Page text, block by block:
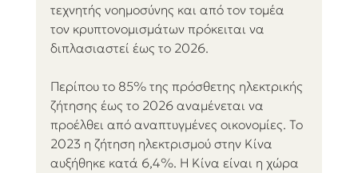
τεχνητής νοημοσύνης και από τον τομέα
τον κρυπτονομισμάτων πρόκειται να
διπλασιαστεί έως το 2026.
Περίπου το 85% της πρόσθετης ηλεκτρικής
ζήτησης έως το 2026 αναμένεται να
προέλθει από αναπτυγμένες οικονομίες. Το
2023 η ζήτηση ηλεκτρισμού στην Κίνα
αυξήθηκε κατά 6,4%. Η Κίνα είναι η χώρα